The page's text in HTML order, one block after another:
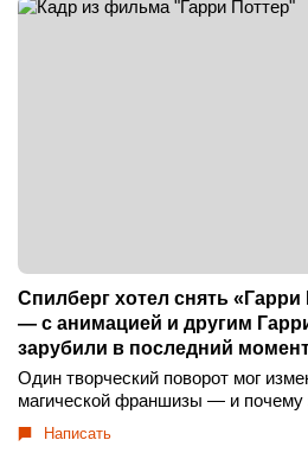
Спилберг хотел снять
— с анимацией и другим
зарубили в последний
Один творческий поворот мог
магической франшизы — и почему
Написать